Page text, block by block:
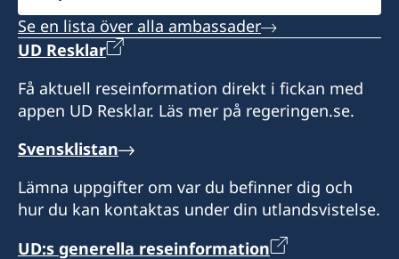
Se en lista över alla ambassader
UD Resklar
Få aktuell reseinformation direkt i fickan med
appen UD Resklar. Läs mer på regeringen.se.
Svensklistan
Lämna uppgifter om var du befinner dig och
hur du kan kontaktas under din utlandsvistelse.
UD:s generella reseinformation